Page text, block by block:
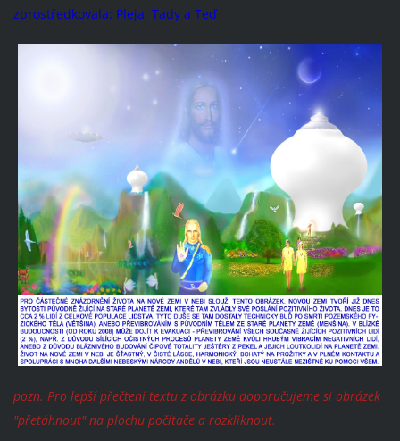
zprostředkovala: Pleja, Tady a Teď
pozn. Pro lepší přečtení textu z obrázku doporučujeme si obrázek
"přetáhnout" na plochu počítače a rozkliknout.